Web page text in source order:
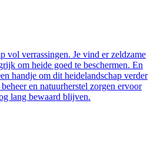
vol verrassingen. Je vind er zeldzame
om heide goed te beschermen. En
handje om dit heidelandschap verder
en natuurherstel zorgen ervoor
lang bewaard blijven.